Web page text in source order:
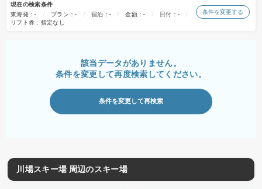
現在の検索条件
東海発：-
プラン：- 宿泊：- 金額：-
日付：-
リフト券：指定なし
条件を変更する
該当データがありません。
条件を変更して再度検索してください。
条件を変更して再検索
川場スキー場 周辺のスキー場